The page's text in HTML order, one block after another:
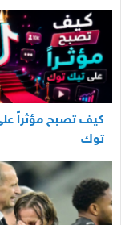
كيف تصبح مؤثراً
توك